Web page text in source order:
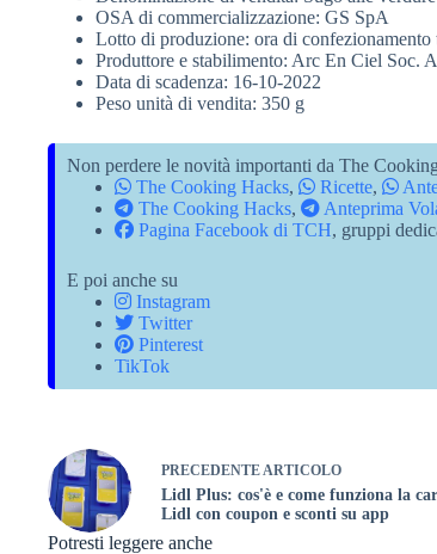
OSA di commercializzazione: GS SpA
Lotto di produzione: ora di confezionamento
Produttore e stabilimento: Arc En Ciel Soc.
Data di scadenza: 16-10-2022
Peso unità di vendita: 350 g
Non perdere le novità importanti da The
The Cooking Hacks, Ricette,
The Cooking Hacks, Anteprima
Pagina Facebook di TCH, gruppi
E poi anche su
Instagram
Twitter
Pinterest
TikTok
PRECEDENTE ARTICOLO
Lidl Plus: cos'è e come funziona la
Lidl con coupon e sconti su app
Potresti leggere anche